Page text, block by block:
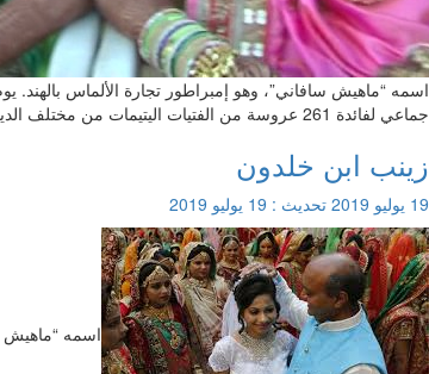
جماعي لفائدة 261 عروسة من الفتيات اليتيمات من مختلف الديانات (هندوس، مسيحيات، …
زينب ابن خلدون
19 يوليو 2019 تحديث : 19 يوليو 2019
اسمه “ماهيش